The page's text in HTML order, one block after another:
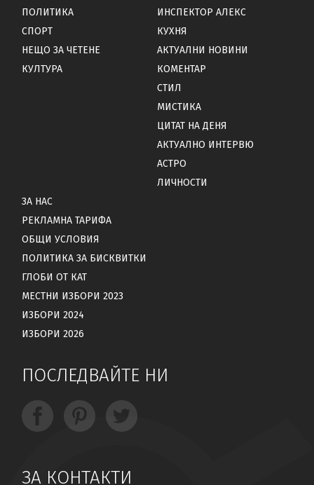
ПОЛИТИКА
СПОРТ
НЕЩО ЗА ЧЕТЕНЕ
КУЛТУРА
ИНСПЕКТОР АЛЕКС
КУХНЯ
АКТУАЛНИ НОВИНИ
КОМЕНТАР
СТИЛ
МИСТИКА
ЦИТАТ НА ДЕНЯ
АКТУАЛНО ИНТЕРВЮ
АСТРО
ЛИЧНОСТИ
ЗА НАС
РЕКЛАМНА ТАРИФА
ОБЩИ УСЛОВИЯ
ПОЛИТИКА ЗА БИСКВИТКИ
ГЛОБИ ОТ КАТ
МЕСТНИ ИЗБОРИ 2023
ИЗБОРИ 2024
ИЗБОРИ 2026
ПОСЛЕДВАЙТЕ НИ
ЗА КОНТАКТИ